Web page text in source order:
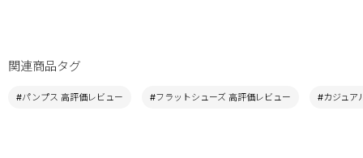
関連商品タグ
#パンプス 高評価レビュー #フラットシューズ 高評価レビュー #カジュア